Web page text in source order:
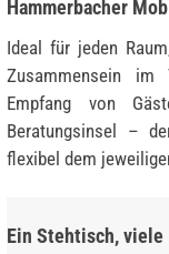
Hammerbacher
Ideal für jeden
Zusammensein im
Empfang von
Beratungsinsel –
flexibel dem
Ein Stehtisch,